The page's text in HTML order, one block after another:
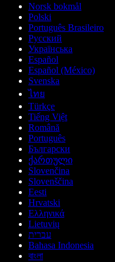
Norsk bokmål
Polski
Português Brasileiro
Русский
Українська
Español
Español (México)
Svenska
ไทย
Türkçe
Tiếng Việt
Română
Português
Български
ქართული
Slovenčina
Slovenščina
Eesti
Hrvatski
Ελληνικά
Lietuvių
עברית
Bahasa Indonesia
বাংলা